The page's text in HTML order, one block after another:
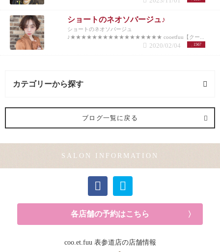
ショートのネオソバージュ♪
ショートのネオソバージュ
♪★★★★★★★★★★★★★★★★★ cooetfuu【クー...
1567
2020/02/04
カテゴリーから探す
ヘアメイク (1記事)
ブログ一覧に戻る
SALON INFORMATION
各店舗の予約はこちら
coo.et.fuu 表参道店の店舗情報